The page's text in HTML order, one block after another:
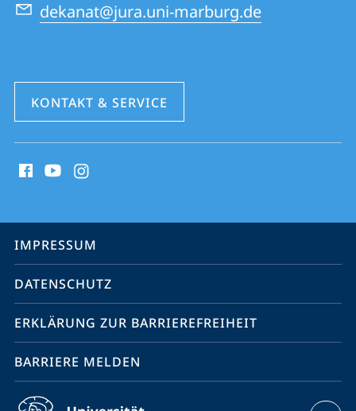
dekanat@jura.uni-marburg.de
KONTAKT & SERVICE
Media
Service-
Navigation
IMPRESSUM
DATENSCHUTZ
ERKLÄRUNG ZUR BARRIEREFREIHEIT
BARRIERE MELDEN